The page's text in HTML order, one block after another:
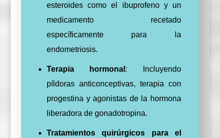
esteroides como el ibuprofeno y un
medicamento recetado
específicamente para la
endometriosis.
Terapia hormonal : Incluyendo
píldoras anticonceptivas, terapia con
progestina y agonistas de la hormona
liberadora de gonadotropina.
Tratamientos quirúrgicos para el